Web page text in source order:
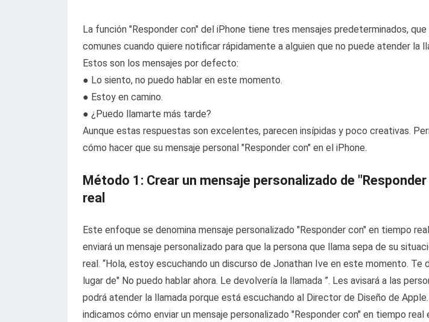
La función "Responder con" del iPhone tiene tres mensajes predeterminados,
comunes cuando quiere notificar rápidamente a alguien que no puede atender la
Estos son los mensajes por defecto:
● Lo siento, no puedo hablar en este momento.
● Estoy en camino.
● ¿Puedo llamarte más tarde?
Aunque estas respuestas son excelentes, parecen insípidas y poco creativas.
cómo hacer que su mensaje personal "Responder con" en el iPhone.
Método 1: Crear un mensaje personalizado de
real
Este enfoque se denomina mensaje personalizado "Responder con" en tiempo
enviará un mensaje personalizado para que la persona que llama sepa de su
real. “Hola, estoy escuchando un discurso de Jonathan Ive en este momento. Te
lugar de" No puedo hablar ahora. Le devolvería la llamada ”. Les avisará a las
podrá atender la llamada porque está escuchando al Director de Diseño de
indicamos cómo enviar un mensaje personalizado "Responder con" en tiempo real